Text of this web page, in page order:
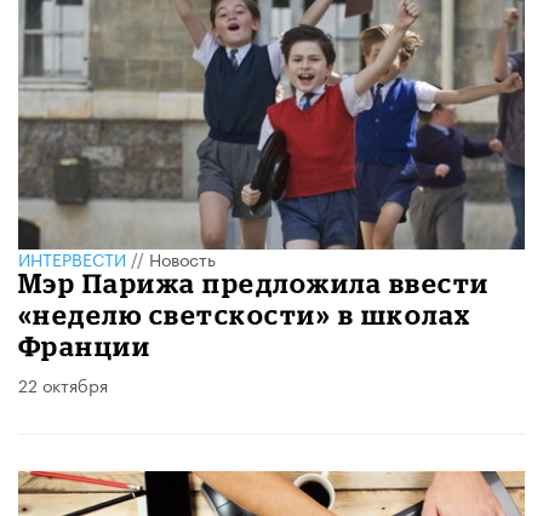
ИНТЕРВЕСТИ//Новость
Мэр Парижа предложила ввести
«неделю светскости» в школах
Франции
22 октября